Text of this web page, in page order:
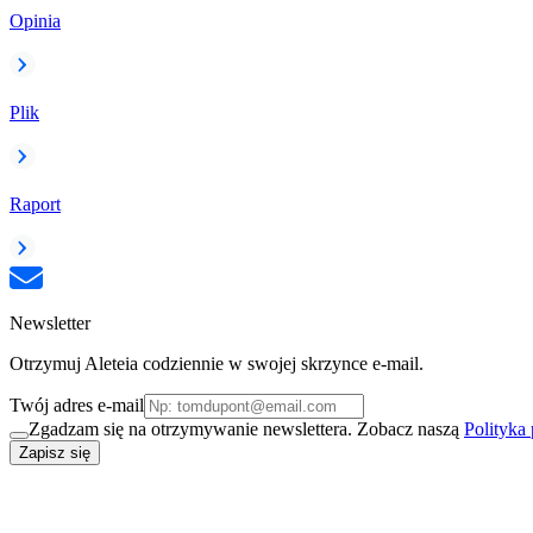
Opinia
Plik
Raport
Newsletter
Otrzymuj Aleteia codziennie w swojej skrzynce e-mail.
Twój adres e-mail
Zgadzam się na otrzymywanie newslettera. Zobacz naszą Polityka
Zapisz się